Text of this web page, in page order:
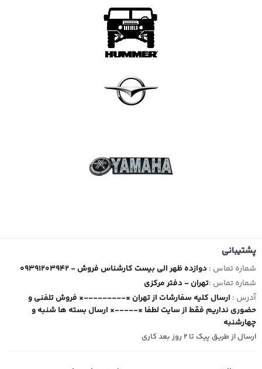
پشتیبانی
شماره تماس : 09391203942 - دوازده ظهر الی بیست کارشناس فروش
شماره تماس :تهران - دفتر مرکزی
آدرس : ارسال کلیه سفارشات از تهران ×---------× فروش تلفنی و
حضوری نداریم فقط از سایت لطفا ×-----× ارسال بسته ها شنبه و
چهارشنبه
ارسال از طریق پیک تا ۲ روز بعد کاری